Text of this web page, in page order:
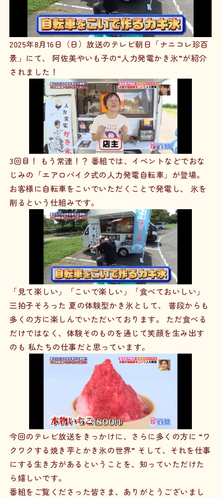
2025年8月16日（日）放送のテレビ朝日「ナニコレ珍百
景」にて、 阿佐美やいも子の“人力発電かき氷”が紹介
されました！
3回目！ もう常連！？ 番組では、イベントなどでおな
じみの「エアロバイク式の人力発電自転車」が登場。
お客様に自転車をこいでいただくことで発電し、 氷を
削るという仕組みです。
「見て楽しい」「こいで楽しい」「食べておいしい」
三拍子そろった 夏の体験型かき氷として、 普段からも
多くの方に楽しんでいただいております。 ただ食べる
だけではなく、体験そのものを通じて笑顔を生み出す
のも 私たちの仕事だと思っています。
今回のテレビ放送をきっかけに、さらに多くの方に “ワ
クワクする焼き芋とかき氷の世界” そして、それを仕事
にする生き方があるということを、知っていただけた
ら嬉しいです。
番組をご覧くださった皆さま、ありがとうございまし